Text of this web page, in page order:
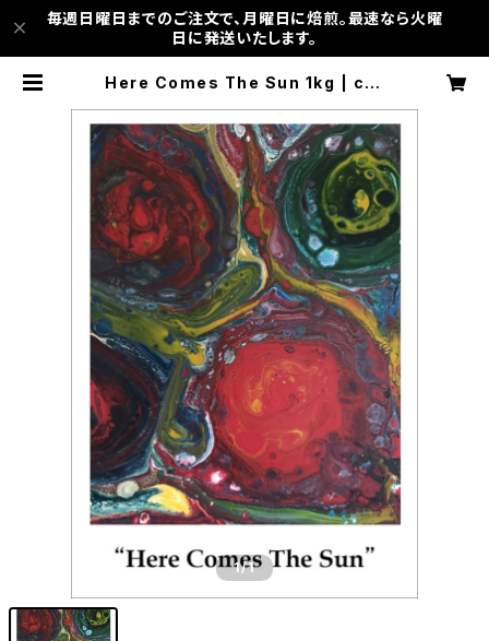
毎週日曜日までのご注文で、月曜日に焙煎。最速なら火曜
日に発送いたします。
Here Comes The Sun 1kg | cor
1/1